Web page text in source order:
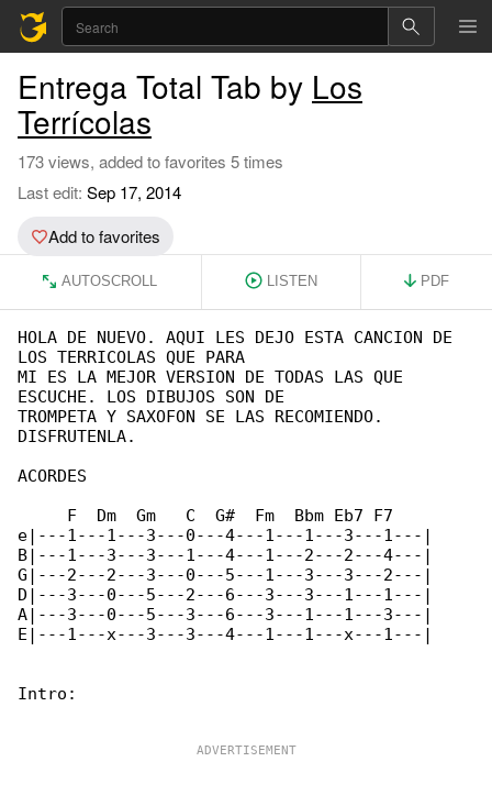
Entrega Total Tab by Los
Terrícolas
173 views, added to favorites 5 times
Last edit: Sep 17, 2014
Add to favorites
AUTOSCROLL LISTEN PDF
HOLA DE NUEVO. AQUI LES DEJO ESTA CANCION DE
LOS TERRICOLAS QUE PARA
MI ES LA MEJOR VERSION DE TODAS LAS QUE
ESCUCHE. LOS DIBUJOS SON DE
TROMPETA Y SAXOFON SE LAS RECOMIENDO.
DISFRUTENLA.
ACORDES
     F  Dm  Gm   C  G#  Fm  Bbm Eb7 F7
e|---1---1---3---0---4---1---1---3---1---|
B|---1---3---3---1---4---1---2---2---4---|
G|---2---2---3---0---5---1---3---3---2---|
D|---3---0---5---2---6---3---3---1---1---|
A|---3---0---5---3---6---3---1---1---3---|
E|---1---x---3---3---4---1---1---x---1---|
Intro: